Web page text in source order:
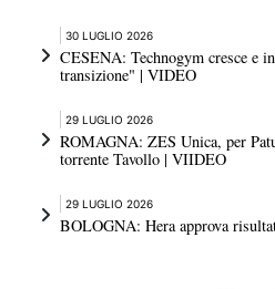
30 LUGLIO 2026
CESENA: Technogym cresce e
transizione" | VIDEO
29 LUGLIO 2026
ROMAGNA: ZES Unica, per
torrente Tavollo | VIIDEO
29 LUGLIO 2026
BOLOGNA: Hera approva